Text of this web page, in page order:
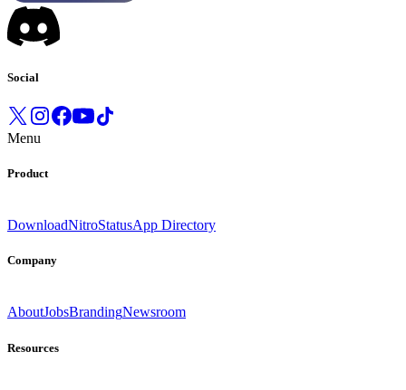
Social
Menu
Product
DownloadNitroStatusApp Directory
Company
AboutJobsBrandingNewsroom
Resources